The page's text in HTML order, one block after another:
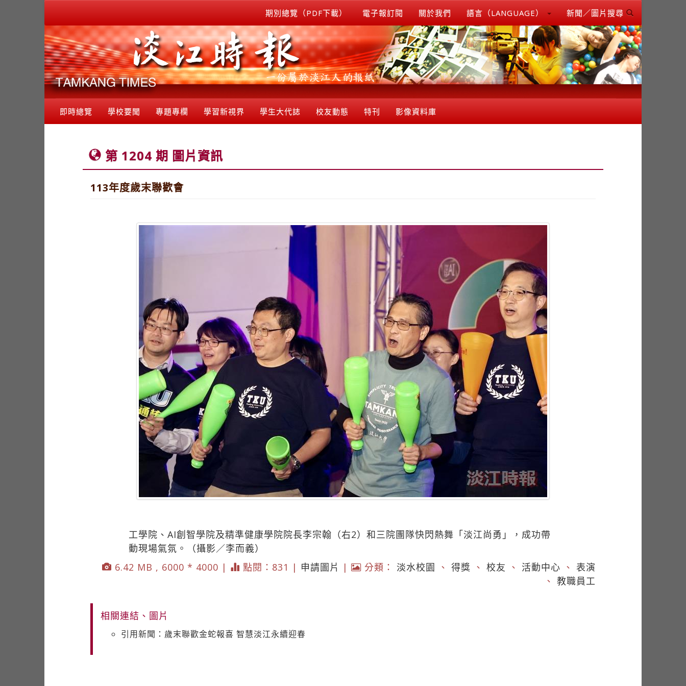
期別總覽（PDF下載） 電子報訂閱 關於我們 語言（LANGUAGE） 新聞／圖片搜尋
即時總覽 學校要聞 專題專欄 學習新視界 學生大代誌 校友動態 特刊 影像資料庫
第 1204 期 圖片資訊
113年度歲末聯歡會
工學院、AI創智學院及精準健康學院院長李宗翰（右2）和三院團隊快閃熱舞「淡江尚勇」，成功帶
動現場氣氛。（攝影／李而義）
6.42 MB , 6000 * 4000 |
點閱：831 | 申請圖片 | 分類： 淡水校園 、 得獎 、 校友 、 活動中心 、 表演
、 教職員工
相關連結、圖片
引用新聞：歲末聯歡金蛇報喜 智慧淡江永續迎春